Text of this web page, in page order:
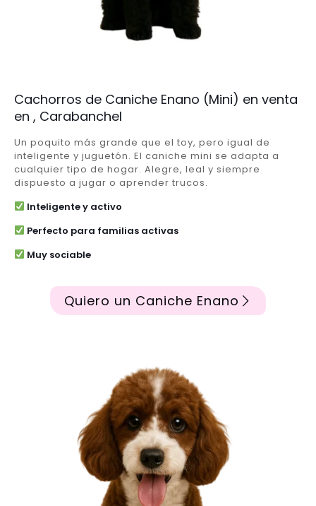
Cachorros de Caniche Enano (Mini) en venta
en , Carabanchel
Un poquito más grande que el toy, pero igual de
inteligente y juguetón. El caniche mini se adapta a
cualquier tipo de hogar. Alegre, leal y siempre
dispuesto a jugar o aprender trucos.
Inteligente y activo
Perfecto para familias activas
Muy sociable
Quiero un Caniche Enano